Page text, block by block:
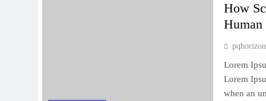
How
Lorem
Lorem
when an